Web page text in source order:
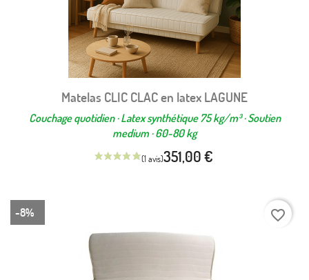
Matelas CLIC CLAC en latex LAGUNE
Couchage quotidien · Latex synthétique 75 kg/m³ · Soutien
medium · 60-80 kg
351,00 €
-8% favorite_border